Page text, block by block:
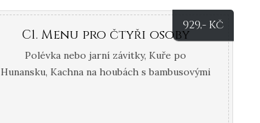
929,- Kč
C1. Menu pro čtyři osoby
Polévka nebo jarní závitky, Kuře po
Hunansku, Kachna na houbách s bambusovými